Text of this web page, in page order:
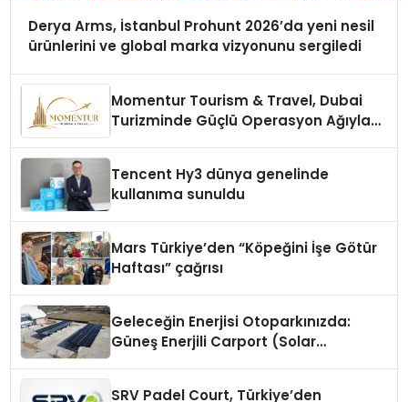
Derya Arms, İstanbul Prohunt 2026’da yeni nesil
ürünlerini ve global marka vizyonunu sergiledi
Momentur Tourism & Travel, Dubai
Turizminde Güçlü Operasyon Ağıyla
Tencent Hy3 dünya genelinde
kullanıma sunuldu
Mars Türkiye’den “Köpeğini İşe Götür
Haftası” çağrısı
Geleceğin Enerjisi Otoparkınızda:
Güneş Enerjili Carport (Solar
SRV Padel Court, Türkiye’den